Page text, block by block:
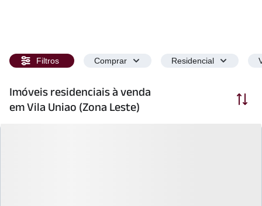
Filtros Comprar Residencial
Imóveis residenciais à venda
em Vila Uniao (Zona Leste)
Ordenar